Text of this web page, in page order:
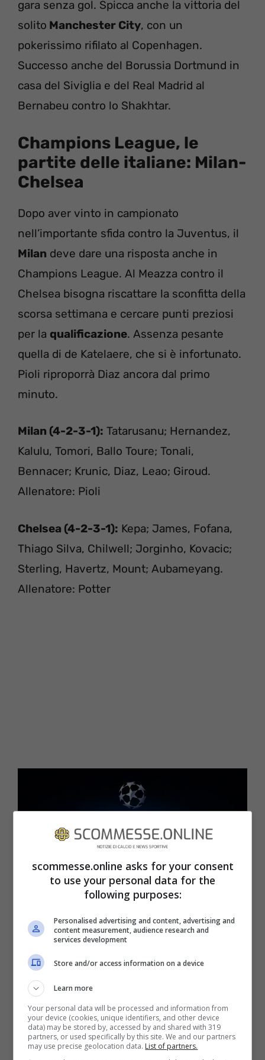
gara senza gol. Spicca anche la vittoria del
solito Manchester City, con un
pokerissimo rifilato al Copenhagen.
Successo anche del Borussia Dortmund in
casa del Siviglia e del Real Madrid al
Bernabeu contro lo Shakhtar.
Champions League, le
partite delle italiane: Milan-
Chelsea
Dopo aver vinto in campionato
nell’importante sfida contro la Juventus, il
Milan deve dare una risposta anche in
Champions League. Al Meazza contro il
Chelsea bisogna riscattare la sconfitta della
scorsa settimana e cercare punti preziosi
per la qualificazione. Assenza pesante
quella di de Katelaere, che si è infortunato.
Pioli riproporrà Diaz ancora dal primo
minuto.
Milan (4-2-3-1): Tatarusanu; Hernandez,
Kalulu, Tomori, Ballo Toure; Tonali,
Bennacer; Krunic, Diaz, Leao; Giroud.
Allenatore: Pioli
Chelsea (4-2-3-1): Kepa; James, Fofana,
Thiago Silva, Chilwell; Jorginho, Kovacic;
Sterling, Havertz, Mount; Aubameyang.
Allenatore: Potter
Le partite delle italiane:
Maccabi Haifa-Juventus
E una Juventus dai due volti: quella di
Championsha dato risposte positive nella
gara contro il Maccabi Haifa, mentre ha
deluso quella vista con ilMilan: sconfitta
sabato a San Siro. In coppa si gioca il
scommesse.online asks for your consent
to use your personal data for the
following purposes:
Personalised advertising and content, advertising and
content measurement, audience research and
services development
Store and/or access information on a device
Learn more
Your personal data will be processed and information from
your device (cookies, unique identifiers, and other device
data) may be stored by, accessed by and shared with 319
partners, or used specifically by this site. We and our partners
may use precise geolocation data. List of partners.